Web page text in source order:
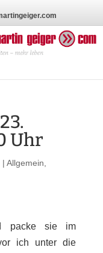
Uhr
| Allgemein
packe sie im
ich unter die